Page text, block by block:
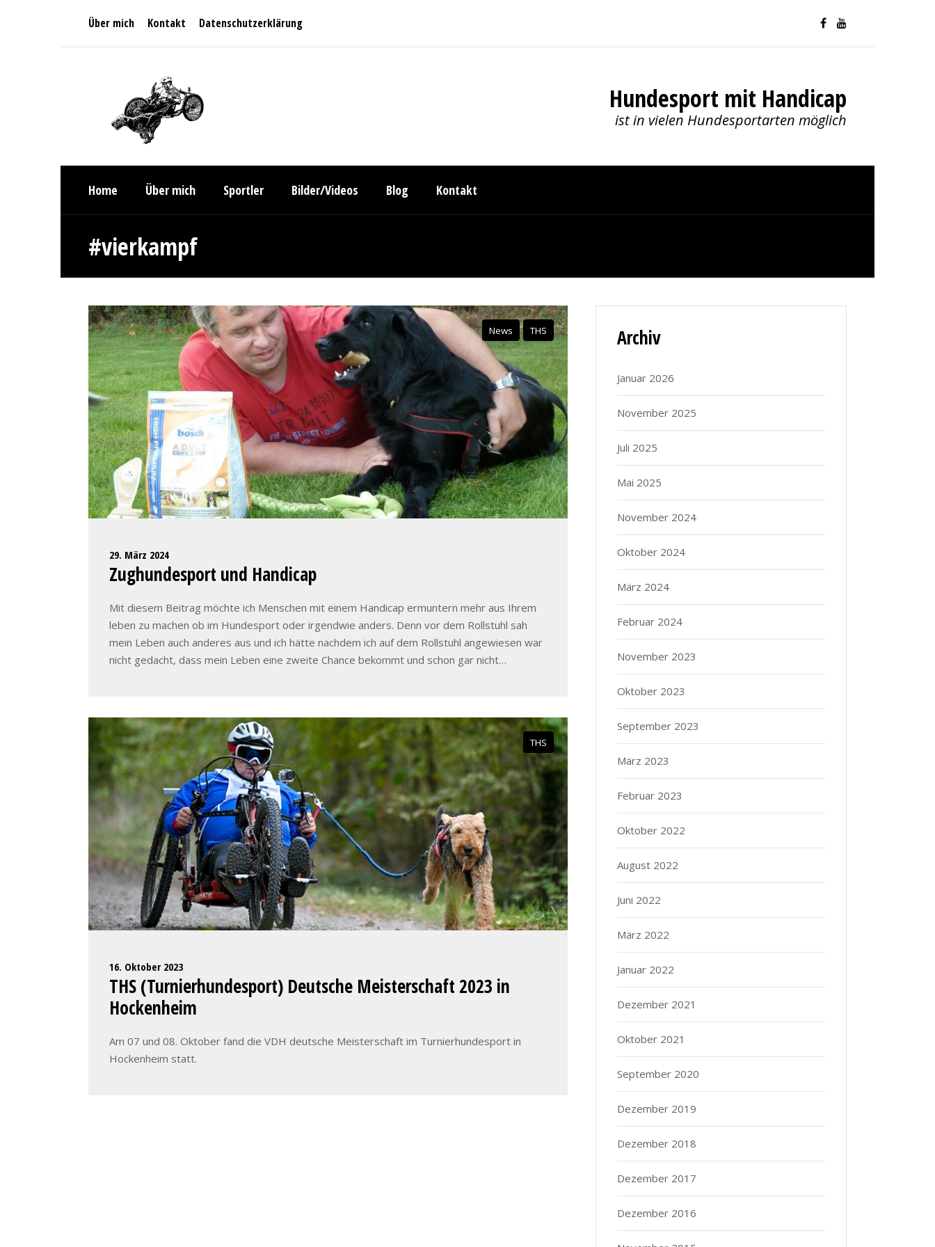
Über mich Kontakt Datenschutzerklärung
Hundesport mit Handicap
ist in vielen Hundesportarten möglich
Home Über mich Sportler Bilder/Videos Blog Kontakt
#vierkampf
News THS
29. März 2024
Zughundesport und Handicap
Mit diesem Beitrag möchte ich Menschen mit einem Handicap ermuntern mehr aus Ihrem
leben zu machen ob im Hundesport oder irgendwie anders. Denn vor dem Rollstuhl sah
mein Leben auch anderes aus und ich hätte nachdem ich auf dem Rollstuhl angewiesen war
nicht gedacht, dass mein Leben eine zweite Chance bekommt und schon gar nicht…
THS
16. Oktober 2023
THS (Turnierhundesport) Deutsche Meisterschaft 2023 in
Hockenheim
Am 07 und 08. Oktober fand die VDH deutsche Meisterschaft im Turnierhundesport in
Hockenheim statt.
Archiv
Januar 2026
November 2025
Juli 2025
Mai 2025
November 2024
Oktober 2024
März 2024
Februar 2024
November 2023
Oktober 2023
September 2023
März 2023
Februar 2023
Oktober 2022
August 2022
Juni 2022
März 2022
Januar 2022
Dezember 2021
Oktober 2021
September 2020
Dezember 2019
Dezember 2018
Dezember 2017
Dezember 2016